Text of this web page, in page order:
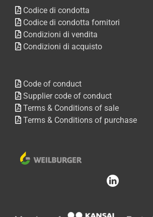
Codice di condotta
Codice di condotta fornitori
Condizioni di vendita
Condizioni di acquisto
Code of conduct
Supplier code of conduct
Terms & Conditions of sale
Terms & Conditions of purchase